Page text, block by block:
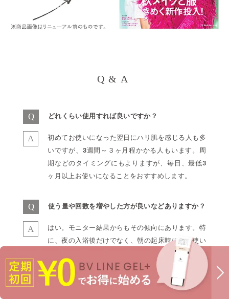
Q&A
Q どれくらい使用すれば良いですか？
A
初めてお使いになった翌日にハリ肌を感じる人も多
いですが、3週間～３ヶ月程かかる人もいます。周
期などのタイミングにもよりますが、毎日、最低3
ヶ月以上お使いになることをおすすめします。
Q 使う量や回数を増やした方が良いなどありますか？
A
はい。モニター結果からもその傾向にあります。特
に、夜の入浴後だけでなく、朝の起床時にもお使い
になることをおすすめしております。
Q 授乳中ですが、使用できますか？